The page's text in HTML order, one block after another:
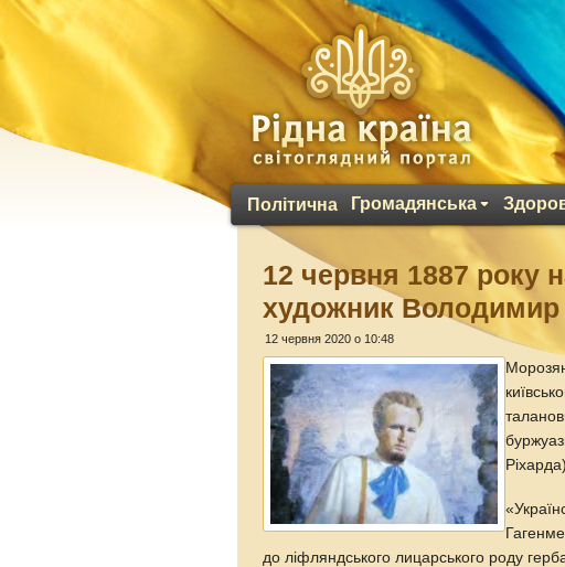
Політична Громадянська
12 червня 1887 року
художник Володимир
12 червня 2020 о 10:48
до ліфляндського лицарського роду